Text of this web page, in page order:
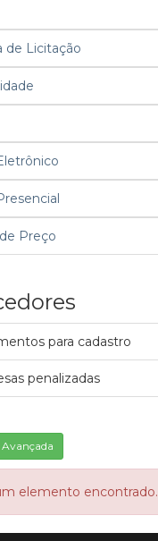
de Licitação
Preço
para cadastro
penalizadas
Avançada
elemento encontrado.